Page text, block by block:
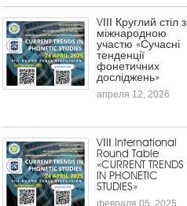
VІІІ Круглий стіл з
міжнародною
участю «Сучасні
тенденції
фонетичних
досліджень»
апреля 12, 2026
VІIІ International
Round Table
«CURRENT TRENDS
IN PHONETIC
STUDIES»
февраля 05, 2025